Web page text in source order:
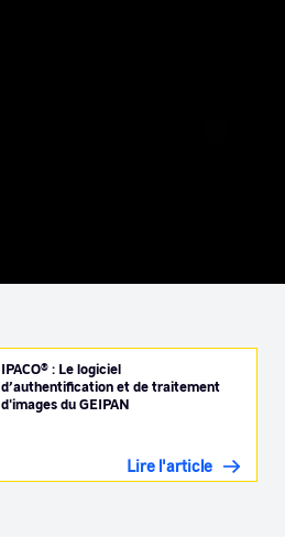
IPACO® : Le logiciel
d’authentification et de traitement
d'images du GEIPAN
Lire l'article